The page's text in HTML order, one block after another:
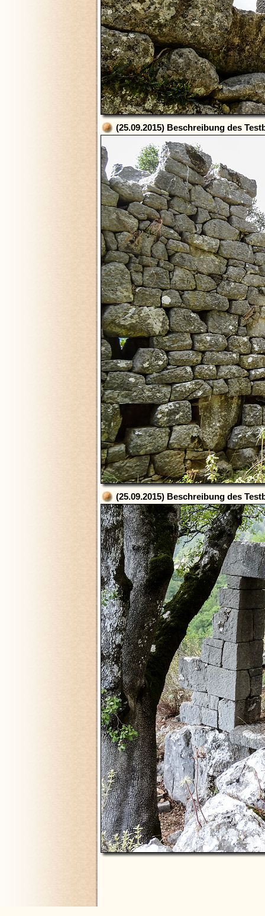
(25.09.2015) Beschreibung des
(25.09.2015) Beschreibung des